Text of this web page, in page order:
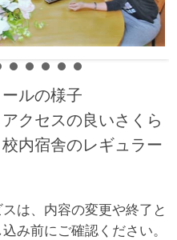
ルの様子
クセスの良いさくら
内宿舎のレギュラー
ルームマンションを
彩なプランを用意。
は、内容の変更や終了と
み前にご確認ください。